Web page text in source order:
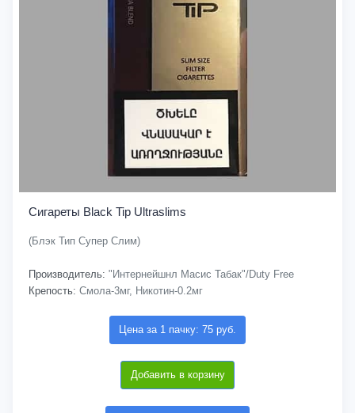
Сигареты Black Tip Ultraslims
(Блэк Тип Супер Слим)
Производитель: "Интернейшнл Масис Табак"/Duty Free
Крепость: Смола-3мг, Никотин-0.2мг
Цена за 1 пачку: 75 руб.
Добавить в корзину